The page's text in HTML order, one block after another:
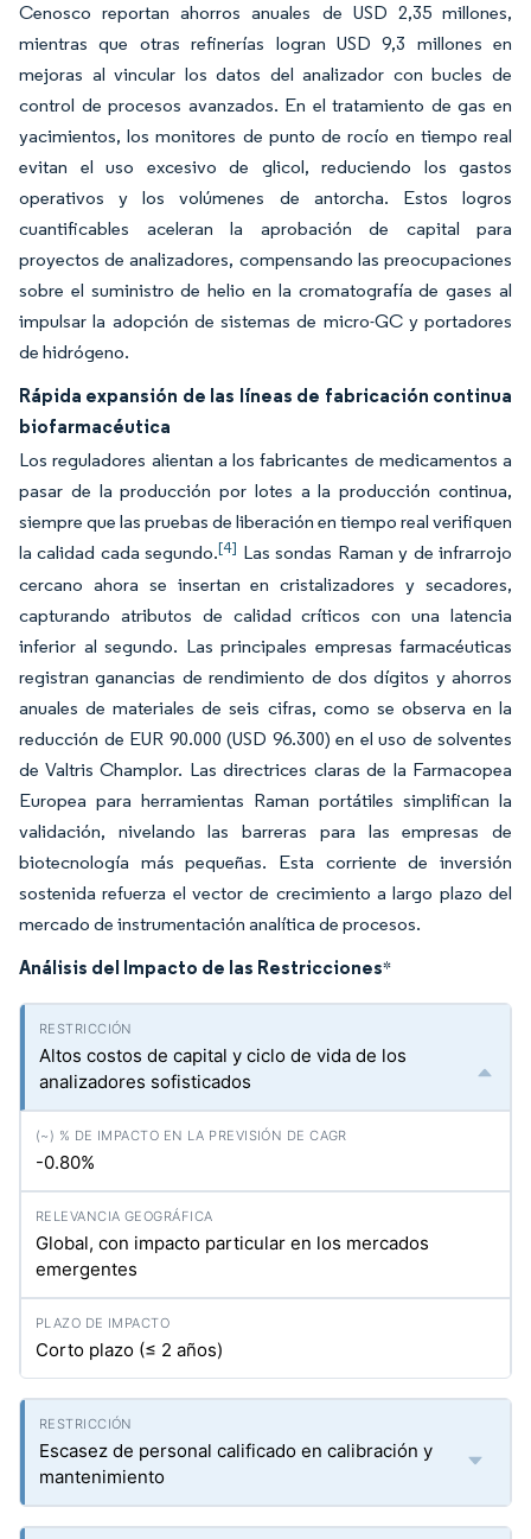
Cenosco reportan ahorros anuales de USD 2,35 millones,
mientras que otras refinerías logran USD 9,3 millones en
mejoras al vincular los datos del analizador con bucles de
control de procesos avanzados. En el tratamiento de gas en
yacimientos, los monitores de punto de rocío en tiempo real
evitan el uso excesivo de glicol, reduciendo los gastos
operativos y los volúmenes de antorcha. Estos logros
cuantificables aceleran la aprobación de capital para
proyectos de analizadores, compensando las preocupaciones
sobre el suministro de helio en la cromatografía de gases al
impulsar la adopción de sistemas de micro-GC y portadores
de hidrógeno.
Rápida expansión de las líneas de fabricación continua
biofarmacéutica
Los reguladores alientan a los fabricantes de medicamentos a
pasar de la producción por lotes a la producción continua,
siempre que las pruebas de liberación en tiempo real verifiquen
la calidad cada segundo.[4] Las sondas Raman y de infrarrojo
cercano ahora se insertan en cristalizadores y secadores,
capturando atributos de calidad críticos con una latencia
inferior al segundo. Las principales empresas farmacéuticas
registran ganancias de rendimiento de dos dígitos y ahorros
anuales de materiales de seis cifras, como se observa en la
reducción de EUR 90.000 (USD 96.300) en el uso de solventes
de Valtris Champlor. Las directrices claras de la Farmacopea
Europea para herramientas Raman portátiles simplifican la
validación, nivelando las barreras para las empresas de
biotecnología más pequeñas. Esta corriente de inversión
sostenida refuerza el vector de crecimiento a largo plazo del
mercado de instrumentación analítica de procesos.
Análisis del Impacto de las Restricciones*
Altos costos de capital y ciclo de vida de los
analizadores sofisticados
-0.80%
Global, con impacto particular en los mercados
emergentes
Corto plazo (≤ 2 años)
Escasez de personal calificado en calibración y
mantenimiento